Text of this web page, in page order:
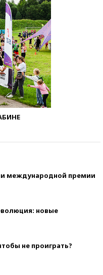
международной премии
новые
не проиграть?